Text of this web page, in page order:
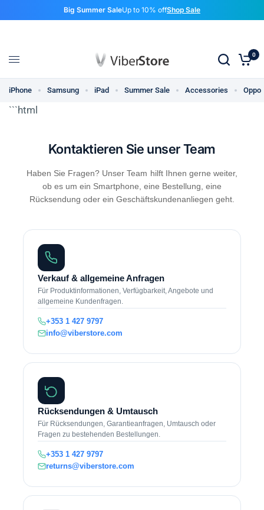
Big Summer SaleUp to 10% offShop Sale
0
iPhone Samsung iPad Summer Sale Accessories Oppo
```html
Kontaktieren Sie unser Team
Haben Sie Fragen? Unser Team hilft Ihnen gerne weiter,
ob es um ein Smartphone, eine Bestellung, eine
Rücksendung oder ein Geschäftskundenanliegen geht.
Verkauf & allgemeine Anfragen
Für Produktinformationen, Verfügbarkeit, Angebote und
allgemeine Kundenfragen.
+353 1 427 9797
info@viberstore.com
Rücksendungen & Umtausch
Für Rücksendungen, Garantieanfragen, Umtausch oder
Fragen zu bestehenden Bestellungen.
+353 1 427 9797
returns@viberstore.com